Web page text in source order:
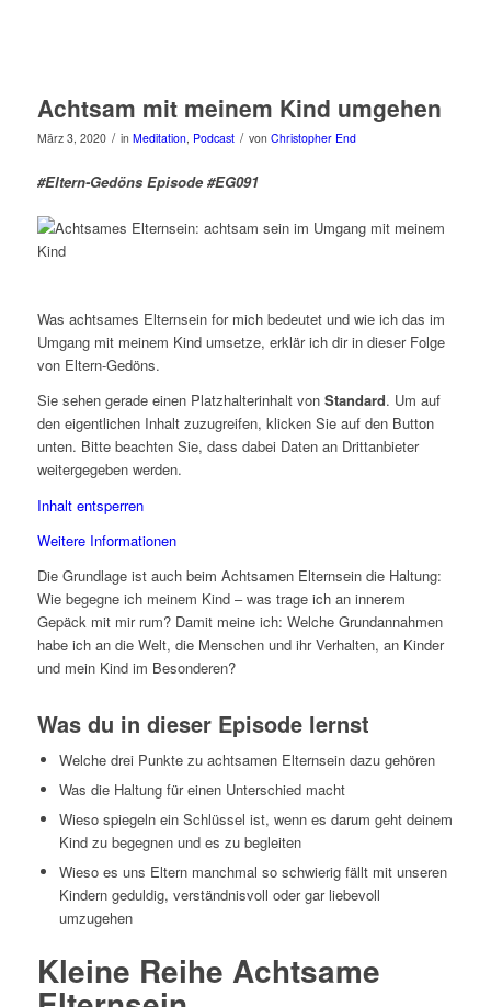
Achtsam mit meinem Kind umgehen
März 3, 2020 / in Meditation, Podcast / von Christopher End
#Eltern-Gedöns Episode #EG091
Was achtsames Elternsein for mich bedeutet und wie ich das im
Umgang mit meinem Kind umsetze, erklär ich dir in dieser Folge
von Eltern-Gedöns.
Sie sehen gerade einen Platzhalterinhalt von Standard. Um auf
den eigentlichen Inhalt zuzugreifen, klicken Sie auf den Button
unten. Bitte beachten Sie, dass dabei Daten an Drittanbieter
weitergegeben werden.
Inhalt entsperren
Weitere Informationen
Die Grundlage ist auch beim Achtsamen Elternsein die Haltung:
Wie begegne ich meinem Kind – was trage ich an innerem
Gepäck mit mir rum? Damit meine ich: Welche Grundannahmen
habe ich an die Welt, die Menschen und ihr Verhalten, an Kinder
und mein Kind im Besonderen?
Was du in dieser Episode lernst
Welche drei Punkte zu achtsamen Elternsein dazu gehören
Was die Haltung für einen Unterschied macht
Wieso spiegeln ein Schlüssel ist, wenn es darum geht deinem
Kind zu begegnen und es zu begleiten
Wieso es uns Eltern manchmal so schwierig fällt mit unseren
Kindern geduldig, verständnisvoll oder gar liebevoll
umzugehen
Kleine Reihe Achtsame